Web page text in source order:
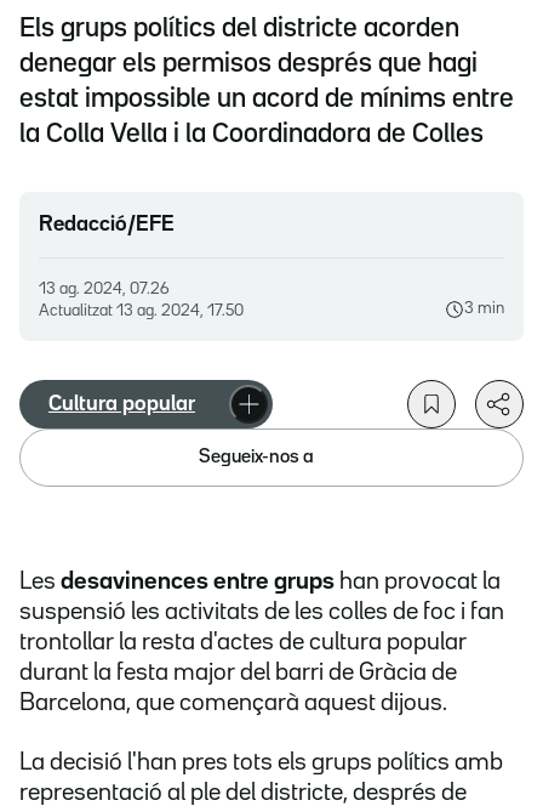
Els grups polítics del districte acorden
denegar els permisos després que hagi
estat impossible un acord de mínims entre
la Colla Vella i la Coordinadora de Colles
Redacció/EFE
13 ag. 2024, 07.26
Actualitzat 13 ag. 2024, 17.50 3 min
Cultura popular
Segueix-nos a
Les desavinences entre grups han provocat la
suspensió les activitats de les colles de foc i fan
trontollar la resta d'actes de cultura popular
durant la festa major del barri de Gràcia de
Barcelona, que començarà aquest dijous.
La decisió l'han pres tots els grups polítics amb
representació al ple del districte, després de